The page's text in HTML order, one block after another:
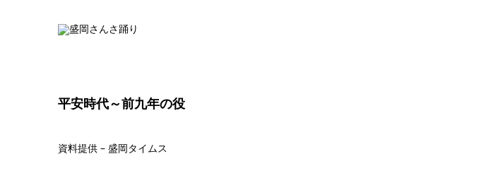
平安時代～前九年の役
資料提供 – 盛岡タイムス